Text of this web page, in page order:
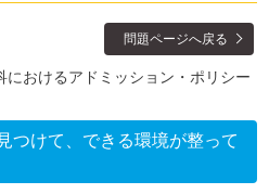
問題ページへ戻る
おけるアドミッション・ポリシー
つけて、できる環境が整って